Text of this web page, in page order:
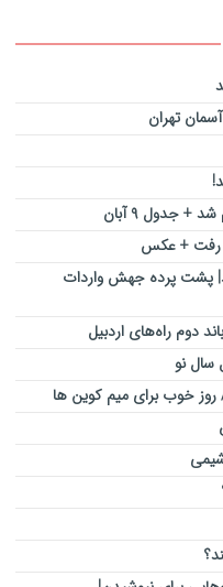
تهران
رفت + عکس
درصد افت کرد| پشت پرده جهش واردات
سال نو
/ روز خوب برای میم کوین ها